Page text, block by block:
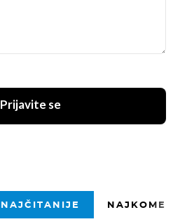
Prijavite se
NAJČITANIJE